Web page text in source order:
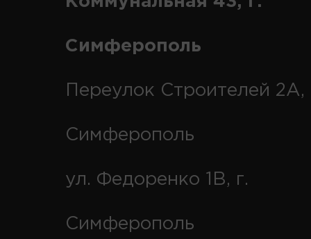
Симферополь
Переулок Строителей 2А,
Симферополь
ул. Федоренко 1В, г.
Симферополь